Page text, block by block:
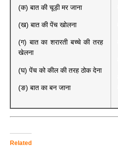
(क) बात की चूड़ी मर जाना
(ख) बात की पेंच खोलना
(ग) बात का शरारती बच्चे की तरह
खेलना
(घ) पेंच को कील की तरह ठोक देना
(ङ) बात का बन जाना
Related